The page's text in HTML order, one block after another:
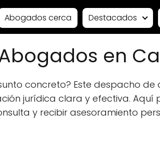
Abogados cerca Destacados
en
concreto? Este despacho
jurídica clara y efectiva. Aquí
y recibir asesoramiento